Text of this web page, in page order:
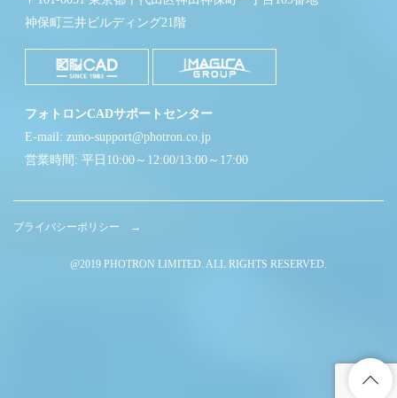
神保町三井ビルディング21階
フォトロンCADサポートセンター
E-mail: zuno-support@photron.co.jp
営業時間: 平日10:00～12:00/13:00～17:00
プライバシーポリシー →
@2019 PHOTRON LIMITED. ALL RIGHTS RESERVED.